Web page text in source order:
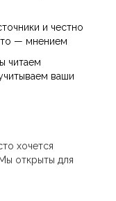
и честно
— мнением
читаем
ваши
хочется
открыты для